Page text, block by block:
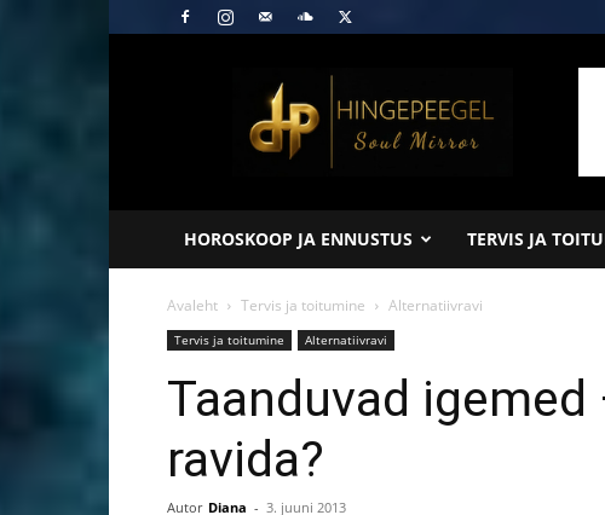
Hingepeegel
HOROSKOOP JA ENNUSTUS TERVIS JA
Avaleht Tervis ja toitumine Alternatiivravi
Tervis ja toitumine Alternatiivravi
Taanduvad igemed
ravida?
Autor Diana - 3. juuni 2013